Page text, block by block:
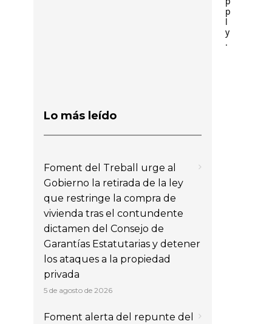
p
l
y
.
Lo más leído
Foment del Treball urge al
Gobierno la retirada de la ley
que restringe la compra de
vivienda tras el contundente
dictamen del Consejo de
Garantías Estatutarias y detener
los ataques a la propiedad
privada
5 de agosto de 2026
Foment alerta del repunte del